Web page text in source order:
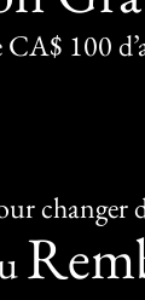
100
changer